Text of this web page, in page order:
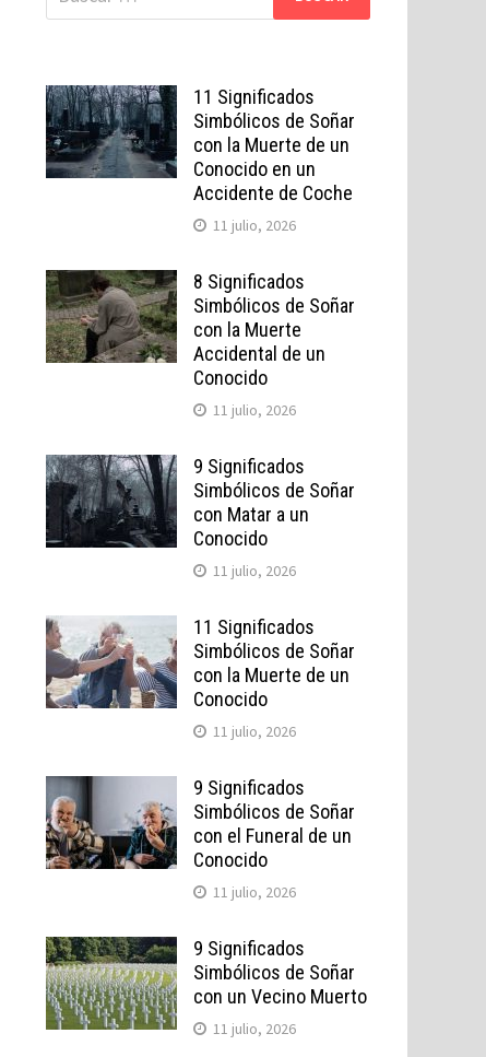
11 Significados
Simbólicos de Soñar
con la Muerte de un
Conocido en un
Accidente de Coche
11 julio, 2026
8 Significados
Simbólicos de Soñar
con la Muerte
Accidental de un
Conocido
11 julio, 2026
9 Significados
Simbólicos de Soñar
con Matar a un
Conocido
11 julio, 2026
11 Significados
Simbólicos de Soñar
con la Muerte de un
Conocido
11 julio, 2026
9 Significados
Simbólicos de Soñar
con el Funeral de un
Conocido
11 julio, 2026
9 Significados
Simbólicos de Soñar
con un Vecino Muerto
11 julio, 2026